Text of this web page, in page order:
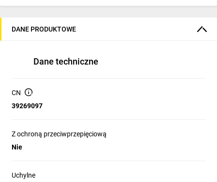
DANE PRODUKTOWE
Dane techniczne
CN
39269097
Z ochroną przeciwprzepięciową
Nie
Uchylne